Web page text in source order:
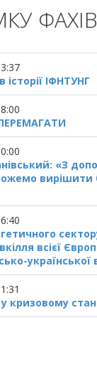
історії ІФНТУНГ
«З
вирішити
всієї
української
кризовому